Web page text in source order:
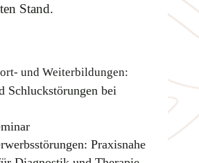
Stand.
und Weiterbildungen:
Schluckstörungen bei
Praxisnahe